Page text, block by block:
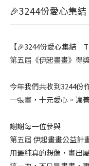
🎉3244份愛心集
【🎉3244份愛心集結｜
第五屆《伊起畫畫》得
今年我們共收到3244份
一張畫，十元愛心。讓
謝謝每一位參與
第五屆 伊起畫畫公益計
用最純真的想像，畫出